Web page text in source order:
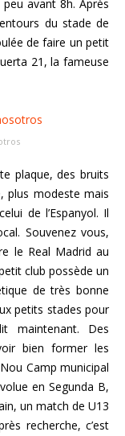
avant 8h. Après
du stade de
de faire un petit
21, la fameuse
plaque, des bruits
plus modeste mais
de l’Espanyol. Il
Souvenez vous,
le Real Madrid au
club possède un
de très bonne
petits stades pour
maintenant. Des
bien former les
Camp municipal
en Segunda B,
un match de U13
recherche, c’est